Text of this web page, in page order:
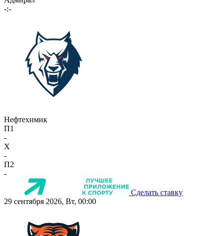
-:-
Нефтехимик
П1
-
X
-
П2
-
Сделать ставку
29 сентября 2026, Вт, 00:00